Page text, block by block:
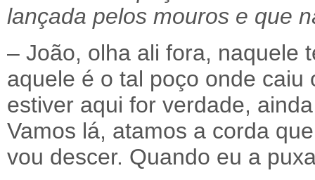
lançada pelos mouros e que
– João, olha ali fora, naquele
aquele é o tal poço onde
estiver aqui for verdade,
Vamos lá, atamos a corda
vou descer. Quando eu a